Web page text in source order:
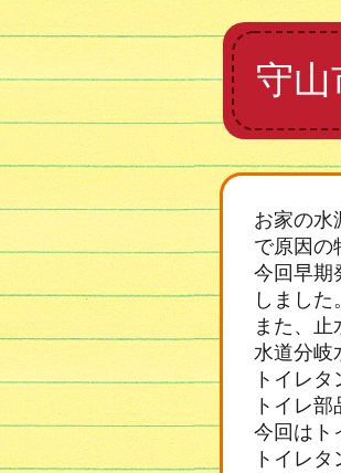
守
お家の水
で原因の
今回早期
しました。
また、
水道分岐
トイレ
トイレ
今回はト
トイレ